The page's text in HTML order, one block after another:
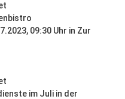
09:30 Uhr in Zur
im Juli in der